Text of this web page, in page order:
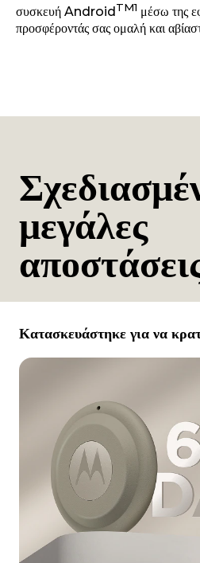
συσκευή Android TM1 μέσω της
προσφέροντάς σας ομαλή και
μεγάλες
Κατασκευάστηκε για να